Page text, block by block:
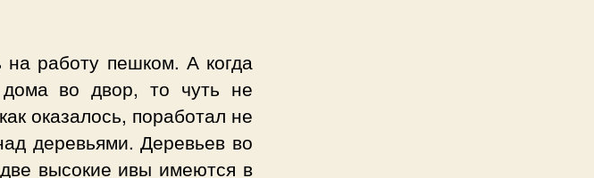
работу пешком. А когда
во двор, то чуть не
оказалось, поработал не
деревьями. Деревьев во
высокие ивы имеются в